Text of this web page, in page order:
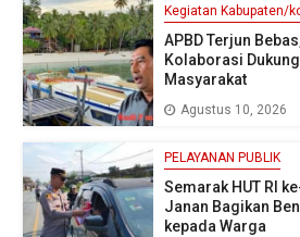
Kegiatan Kabupaten/
APBD Terjun
Kolaborasi
Masyarakat
Agustus 10, 2026
PELAYANAN PUBLIK
Semarak HUT RI
Janan Bagikan
kepada Warga